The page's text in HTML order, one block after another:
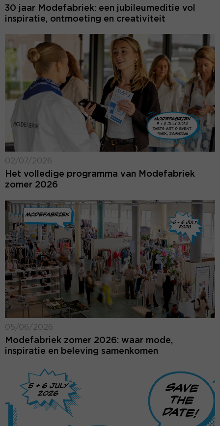
30 jaar Modefabriek: een jubileumeditie vol
inspiratie, ontmoeting en creativiteit
02/07/2026
Het volledige programma van Modefabriek
zomer 2026
05/06/2026
Modefabriek zomer 2026: waar mode,
inspiratie en beleving samenkomen